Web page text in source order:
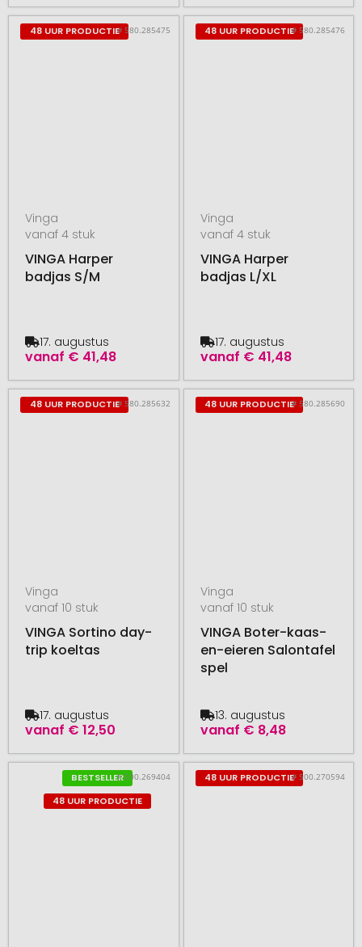
48 UUR PRODUCTIE# 580.285475
Vinga
vanaf 4 stuk
VINGA Harper
badjas S/M
vanaf € 41,48
17. augustus
48 UUR PRODUCTIE# 580.285476
Vinga
vanaf 4 stuk
VINGA Harper
badjas L/XL
vanaf € 41,48
17. augustus
48 UUR PRODUCTIE# 580.285632
Vinga
vanaf 10 stuk
VINGA Sortino day-
trip koeltas
vanaf € 12,50
17. augustus
48 UUR PRODUCTIE# 580.285690
Vinga
vanaf 10 stuk
VINGA Boter-kaas-
en-eieren Salontafel
spel
vanaf € 8,48
13. augustus
BESTSELLER
48 UUR PRODUCTIE
# 500.269404 48 UUR PRODUCTIE# 500.270594